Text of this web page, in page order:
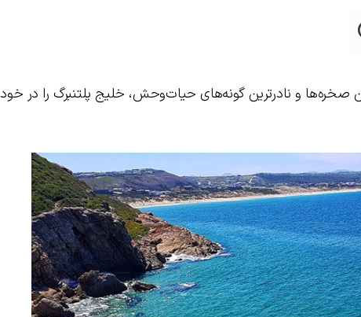
صخره‌ها و نادرترین گونه‌های حیات‌وحش، خلیج پلتنبرگ را در خود